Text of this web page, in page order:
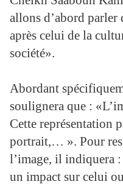
allons d’abord parler
après celui de la
société».
Abordant
soulignera que :
Cette représentation
portrait,… ». Pour
l’image, il indiquera
un impact sur celui